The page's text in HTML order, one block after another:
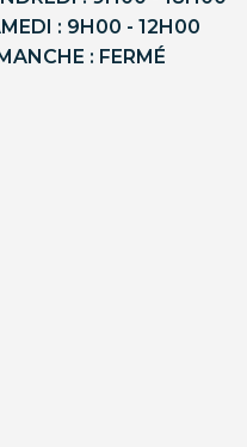
: 9H00 - 12H00
: FERMÉ